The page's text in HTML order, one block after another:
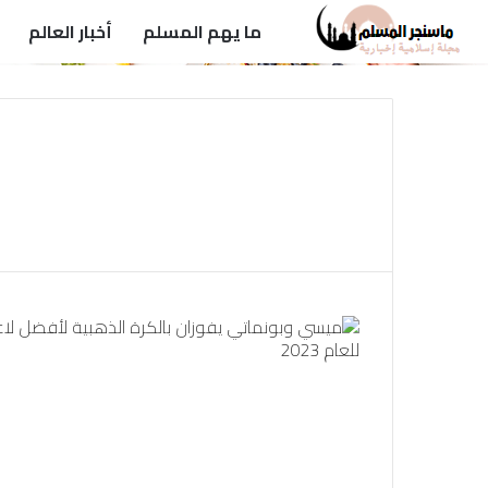
ما يهم المسلم أخبار العالم